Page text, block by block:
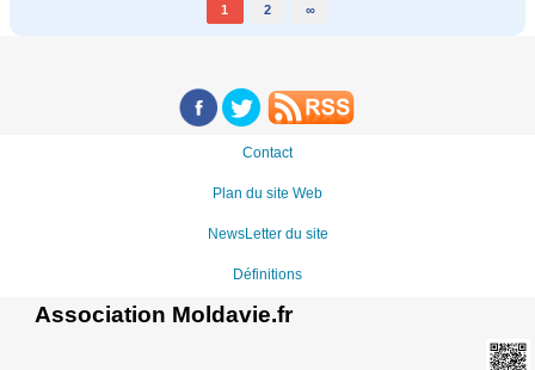
1 2 ∞
Contact
Plan du site Web
NewsLetter du site
Définitions
Association Moldavie.fr